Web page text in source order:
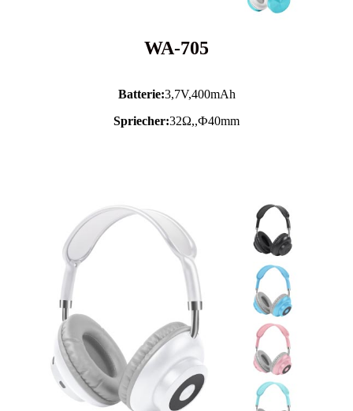
WA-705
Batterie:3,7V,400mAh
Spriecher:32Ω,,Ф40mm